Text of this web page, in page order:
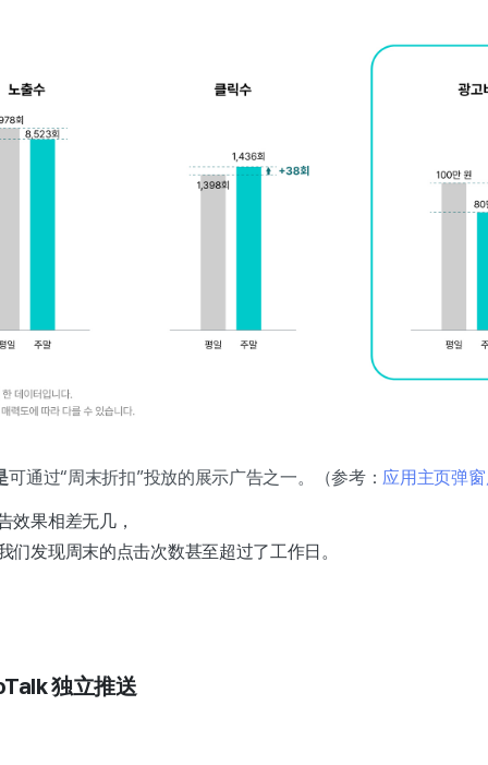
可通过“周末折扣”投放的展示广告之一。（参考： 应用主页弹
效果相差无几，
们发现周末的点击次数甚至超过了工作日。
独立推送